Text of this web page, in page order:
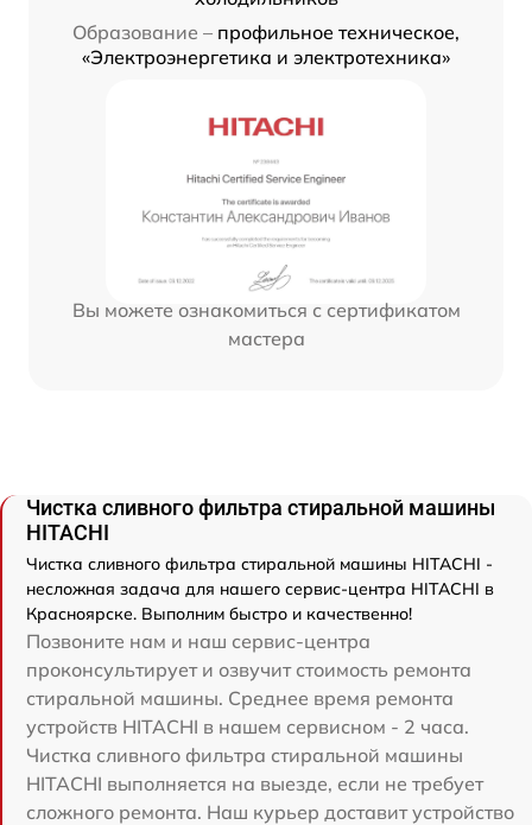
Образование – профильное техническое,
«Электроэнергетика и электротехника»
Вы можете ознакомиться с сертификатом
мастера
Чистка сливного фильтра стиральной машины
HITACHI
Чистка сливного фильтра стиральной машины HITACHI -
несложная задача для нашего сервис-центра HITACHI в
Красноярске. Выполним быстро и качественно!
Позвоните нам и наш сервис-центра
проконсультирует и озвучит стоимость ремонта
стиральной машины. Среднее время ремонта
устройств HITACHI в нашем сервисном - 2 часа.
Чистка сливного фильтра стиральной машины
HITACHI выполняется на выезде, если не требует
сложного ремонта. Наш курьер доставит устройство